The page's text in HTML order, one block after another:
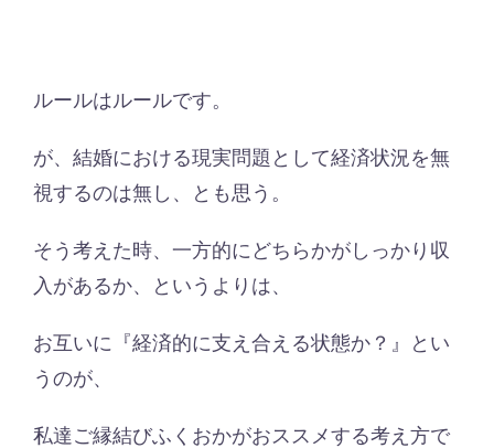
ルールはルールです。
が、結婚における現実問題として経済状況を無
視するのは無し、とも思う。
そう考えた時、一方的にどちらかがしっかり収
入があるか、というよりは、
お互いに『経済的に支え合える状態か？』とい
うのが、
私達ご縁結びふくおかがおススメする考え方で